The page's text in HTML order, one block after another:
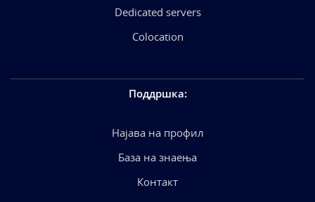
Dedicated servers
Colocation
Поддршка:
Најава на профил
База на знаења
Контакт